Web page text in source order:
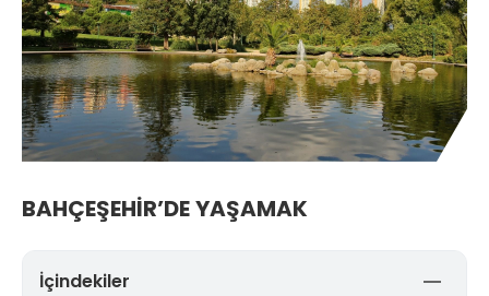
BAHÇEŞEHİR’DE YAŞAMAK
İçindekiler